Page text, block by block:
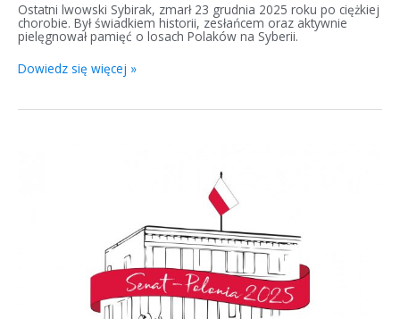
Ostatni lwowski Sybirak, zmarł 23 grudnia 2025 roku po ciężkiej
chorobie. Był świadkiem historii, zesłańcem oraz aktywnie
pielęgnował pamięć o losach Polaków na Syberii.
Dowiedz się więcej »